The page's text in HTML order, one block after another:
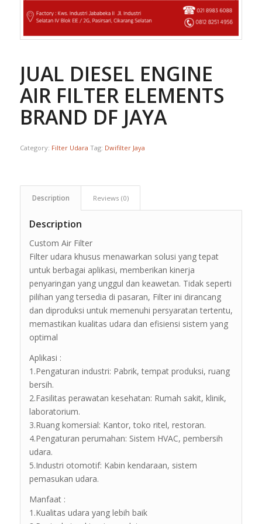
JUAL DIESEL ENGINE
AIR FILTER ELEMENTS
BRAND DF JAYA
Category: Filter Udara Tag: Dwifilter Jaya
Description Reviews (0)
Description
Custom Air Filter
Filter udara khusus menawarkan solusi yang tepat
untuk berbagai aplikasi, memberikan kinerja
penyaringan yang unggul dan keawetan. Tidak seperti
pilihan yang tersedia di pasaran, Filter ini dirancang
dan diproduksi untuk memenuhi persyaratan tertentu,
memastikan kualitas udara dan efisiensi sistem yang
optimal
Aplikasi :
1.Pengaturan industri: Pabrik, tempat produksi, ruang
bersih.
2.Fasilitas perawatan kesehatan: Rumah sakit, klinik,
laboratorium.
3.Ruang komersial: Kantor, toko ritel, restoran.
4.Pengaturan perumahan: Sistem HVAC, pembersih
udara.
5.Industri otomotif: Kabin kendaraan, sistem
pemasukan udara.
Manfaat :
1.Kualitas udara yang lebih baik